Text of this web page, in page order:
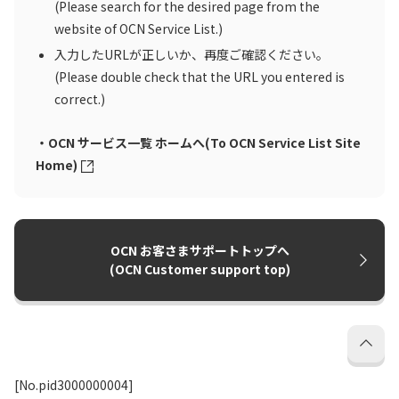
(Please search for the desired page from the
website of OCN Service List.)
入力したURLが正しいか、再度ご確認ください。
(Please double check that the URL you entered is
correct.)
・OCN サービス一覧 ホームへ(To OCN Service List Site
Home)
OCN お客さまサポートトップへ
(OCN Customer support top)
[No.pid3000000004]